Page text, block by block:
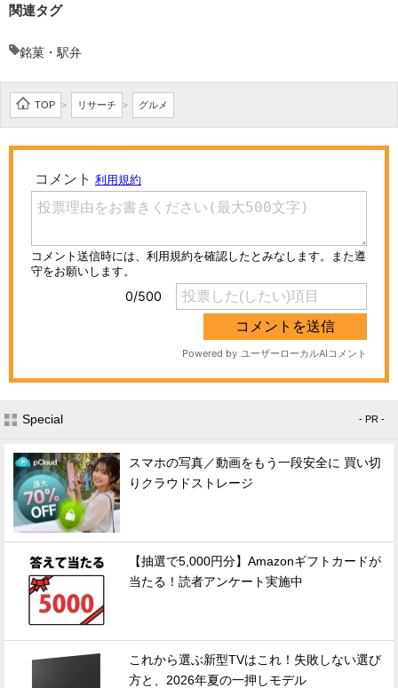
関連タグ
銘菓・駅弁
TOP > リサーチ > グルメ
Special - PR -
スマホの写真／動画をもう一段安全に 買い切
りクラウドストレージ
【抽選で5,000円分】Amazonギフトカードが
当たる！読者アンケート実施中
これから選ぶ新型TVはこれ！失敗しない選び
方と、2026年夏の一押しモデル